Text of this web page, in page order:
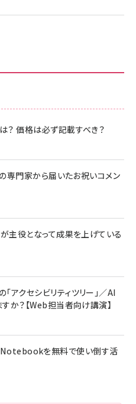
？ 価格は必ず記載すべき？
専門家から届いたお祝いコメン
主役となって成果を上げている
アクセシビリティツリー」／AI
か？【Web担当者向け講演】
Notebookを無料で使い倒す活